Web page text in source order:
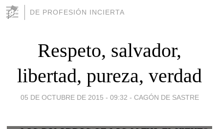
DE PROFESIÓN INCIERTA
Respeto, salvador,
libertad, pureza, verdad
05 DE OCTUBRE DE 2015 - 09:32 - CAGÓN DE SASTRE